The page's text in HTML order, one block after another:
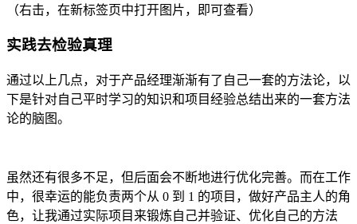
（右击，在新标签页中打开图片，即可查看）
实践去检验真理
通过以上几点，对于产品经理渐渐有了自己一套的方法论，以
下是针对自己平时学习的知识和项目经验总结出来的一套方法
论的脑图。
虽然还有很多不足，但后面会不断地进行优化完善。而在工作
中，很幸运的能负责两个从 0 到 1 的项目，做好产品主人的角
色，让我通过实际项目来锻炼自己并验证、优化自己的方法